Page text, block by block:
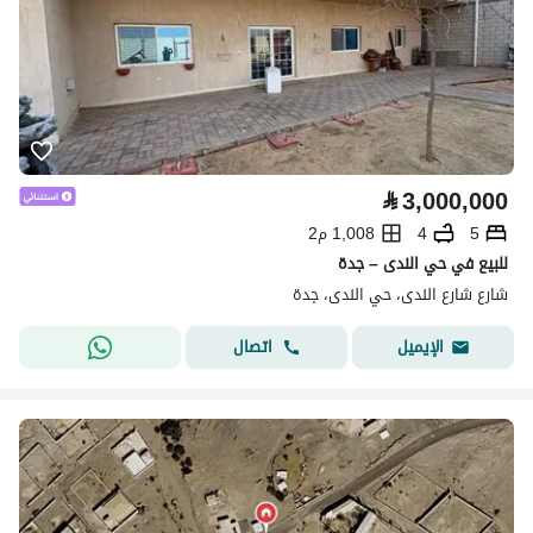
⃁3,000,000
5
4
1,008 م2
للبيع في حي الندى – جدة
شارع شارع الندى، حي الندى، جدة
الإيميل
اتصال